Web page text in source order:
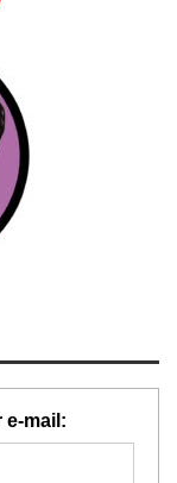
e-mail: